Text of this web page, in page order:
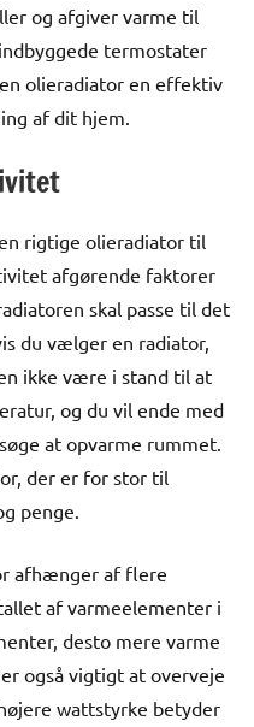
og afgiver varme til
termostater
olieradiator en effektiv
af dit hjem.
rigtige olieradiator til
afgørende faktorer
skal passe til det
du vælger en radiator,
ikke være i stand til at
og du vil ende med
at opvarme rummet.
der er for stor til
penge.
afhænger af flere
af varmeelementer i
desto mere varme
også vigtigt at overveje
wattstyrke betyder